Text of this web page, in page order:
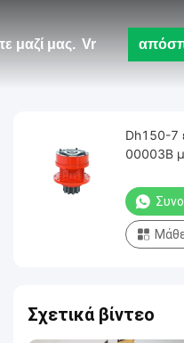
μαζί μας. Vr
Dh150-7
00003B
Σχετικά βίντεο